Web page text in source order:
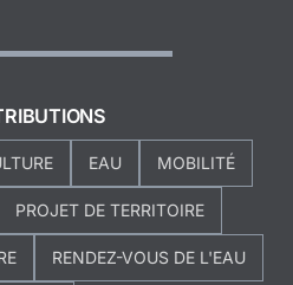
EAU MOBILITÉ
PROJET DE TERRITOIRE
RENDEZ-VOUS DE L'EAU